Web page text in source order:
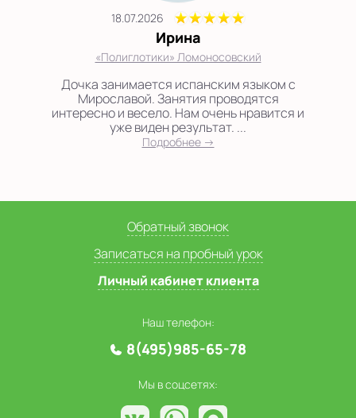
18.07.2026
Ирина
«Полиглотики» Ломоносовский
Дочка занимается испанским языком с
Мирославой. Занятия проводятся
интересно и весело. Нам очень нравится и
уже виден результат. ...
Подробнее →
Обратный звонок
Записаться на пробный урок
Личный кабинет клиента
Наш телефон:
8(495)985-65-78
Мы в соцсетях: